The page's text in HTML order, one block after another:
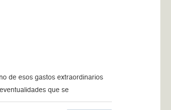
de esos gastos extraordinarios
que se